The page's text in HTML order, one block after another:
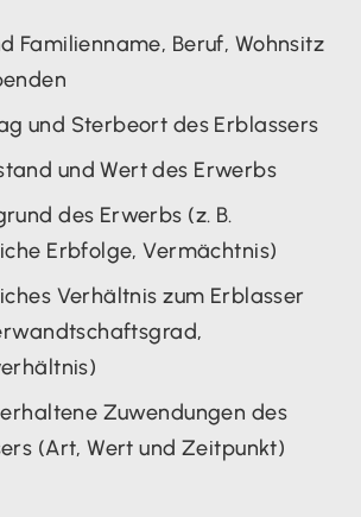
Familienname, Beruf, Wohnsitz
und Sterbeort des Erblassers
und Wert des Erwerbs
des Erwerbs (z. B.
Erbfolge, Vermächtnis)
Verhältnis zum Erblasser
Zuwendungen des
(Art, Wert und Zeitpunkt)